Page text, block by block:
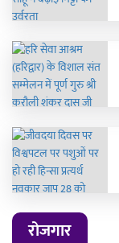
रोजगार